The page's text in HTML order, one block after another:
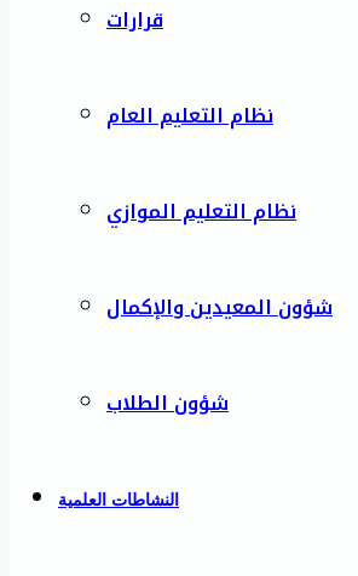
قرارات
نظام التعليم العام
نظام التعليم الموازي
شؤون المعيدين والإكمال
شؤون الطلاب
النشاطات العلمية